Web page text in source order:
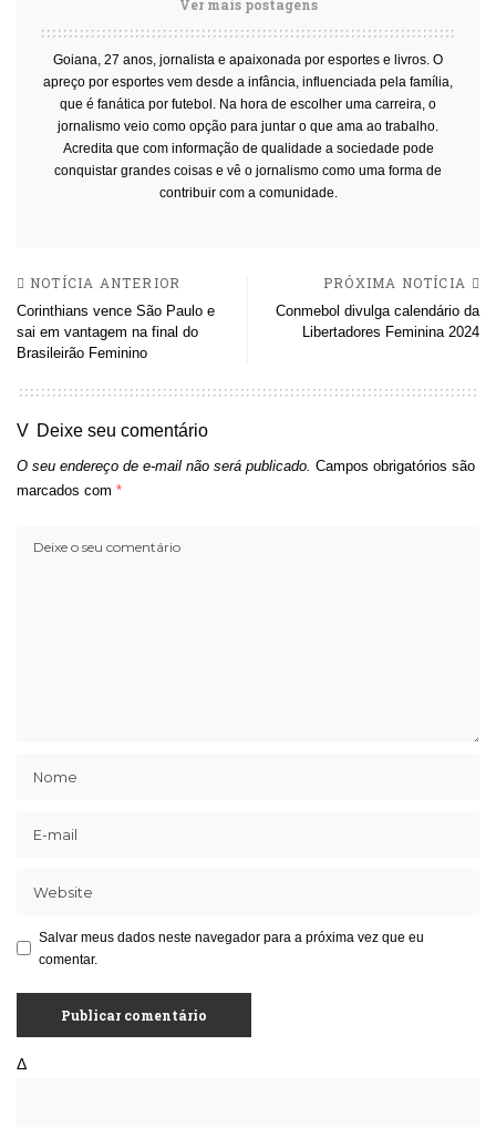
Ver mais postagens
Goiana, 27 anos, jornalista e apaixonada por esportes e livros. O
apreço por esportes vem desde a infância, influenciada pela família,
que é fanática por futebol. Na hora de escolher uma carreira, o
jornalismo veio como opção para juntar o que ama ao trabalho.
Acredita que com informação de qualidade a sociedade pode
conquistar grandes coisas e vê o jornalismo como uma forma de
contribuir com a comunidade.
NOTÍCIA ANTERIOR
Corinthians vence São Paulo e
sai em vantagem na final do
Brasileirão Feminino
PRÓXIMA NOTÍCIA
Conmebol divulga calendário da
Libertadores Feminina 2024
Deixe seu comentário
O seu endereço de e-mail não será publicado. Campos obrigatórios são
marcados com *
Salvar meus dados neste navegador para a próxima vez que eu
comentar.
Δ